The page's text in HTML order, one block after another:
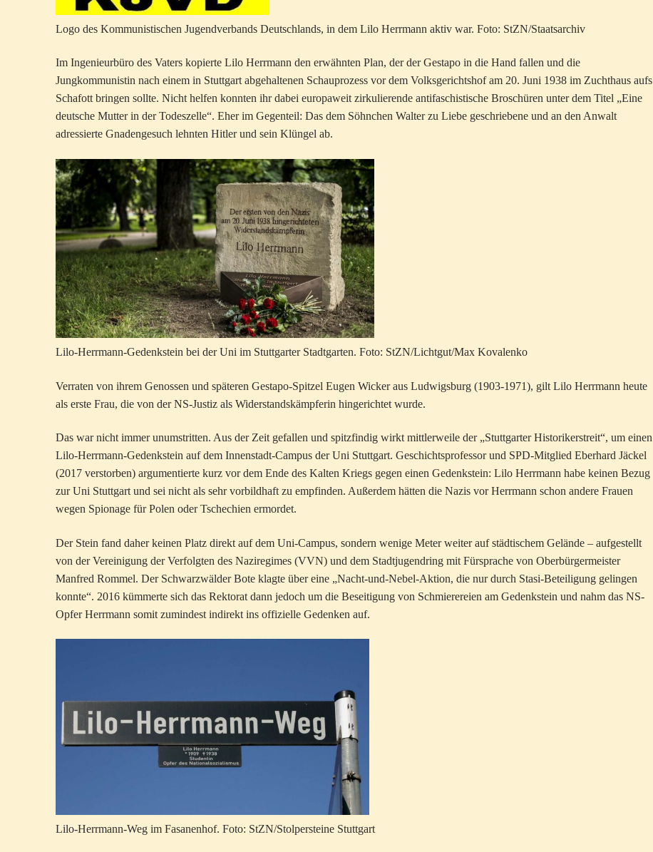
Logo des Kommunistischen Jugendverbands Deutschlands, in dem Lilo Herrmann aktiv war. Foto: StZN/Staatsarchiv
Im Ingenieurbüro des Vaters kopierte Lilo Herrmann den erwähnten Plan, der der Gestapo in die Hand fallen und die
Jungkommunistin nach einem in Stuttgart abgehaltenen Schauprozess vor dem Volksgerichtshof am 20. Juni 1938 im Zuchthaus aufs
Schafott bringen sollte. Nicht helfen konnten ihr dabei europaweit zirkulierende antifaschistische Broschüren unter dem Titel „Eine
deutsche Mutter in der Todeszelle“. Eher im Gegenteil: Das dem Söhnchen Walter zu Liebe geschriebene und an den Anwalt
adressierte Gnadengesuch lehnten Hitler und sein Klüngel ab.
Lilo-Herrmann-Gedenkstein bei der Uni im Stuttgarter Stadtgarten. Foto: StZN/Lichtgut/Max Kovalenko
Verraten von ihrem Genossen und späteren Gestapo-Spitzel Eugen Wicker aus Ludwigsburg (1903-1971), gilt Lilo Herrmann heute
als erste Frau, die von der NS-Justiz als Widerstandskämpferin hingerichtet wurde.
Das war nicht immer unumstritten. Aus der Zeit gefallen und spitzfindig wirkt mittlerweile der „Stuttgarter Historikerstreit“, um einen
Lilo-Herrmann-Gedenkstein auf dem Innenstadt-Campus der Uni Stuttgart. Geschichtsprofessor und SPD-Mitglied Eberhard Jäckel
(2017 verstorben) argumentierte kurz vor dem Ende des Kalten Kriegs gegen einen Gedenkstein: Lilo Herrmann habe keinen Bezug
zur Uni Stuttgart und sei nicht als sehr vorbildhaft zu empfinden. Außerdem hätten die Nazis vor Herrmann schon andere Frauen
wegen Spionage für Polen oder Tschechien ermordet.
Der Stein fand daher keinen Platz direkt auf dem Uni-Campus, sondern wenige Meter weiter auf städtischem Gelände – aufgestellt
von der Vereinigung der Verfolgten des Naziregimes (VVN) und dem Stadtjugendring mit Fürsprache von Oberbürgermeister
Manfred Rommel. Der Schwarzwälder Bote klagte über eine „Nacht-und-Nebel-Aktion, die nur durch Stasi-Beteiligung gelingen
konnte“. 2016 kümmerte sich das Rektorat dann jedoch um die Beseitigung von Schmierereien am Gedenkstein und nahm das NS-
Opfer Herrmann somit zumindest indirekt ins offizielle Gedenken auf.
Lilo-Herrmann-Weg im Fasanenhof. Foto: StZN/Stolpersteine Stuttgart